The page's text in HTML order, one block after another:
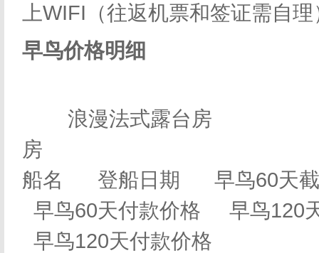
上WIFI（往返机票和签证需自
早鸟价格明细
浪漫法式露
房
船名 登船日期 早鸟60天
早鸟60天付款价格 早鸟
早鸟120天付款价格